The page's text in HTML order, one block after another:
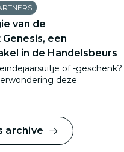
van de
een
in de Handelsbeurs
of -geschenk?
deze
archive